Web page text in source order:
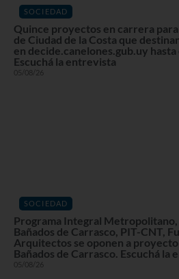
SOCIEDAD
Quince proyectos en carrera
de Ciudad de la Costa que
en decide.canelones.gub.uy hasta
Escuchá la entrevista
05/08/26
SOCIEDAD
Programa Integral
Bañados de Carrasco, PIT-CNT,
Arquitectos se oponen a
Bañados de Carrasco. Escuchá la
05/08/26